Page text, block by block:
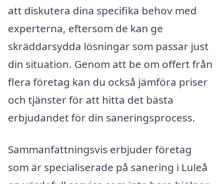
att diskutera dina specifika behov med
experterna, eftersom de kan ge
skräddarsydda lösningar som passar just
din situation. Genom att be om offert från
flera företag kan du också jämföra priser
och tjänster för att hitta det bästa
erbjudandet för din saneringsprocess.
Sammanfattningsvis erbjuder företag
som är specialiserade på sanering i Luleå